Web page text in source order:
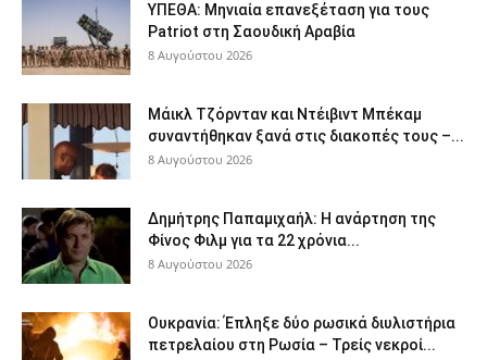
ΥΠΕΘΑ: Μηνιαία επανεξέταση για τους
Patriot στη Σαουδική Αραβία
8 Αυγούστου 2026
Μάικλ Τζόρνταν και Ντέιβιντ Μπέκαμ
συναντήθηκαν ξανά στις διακοπές τους –...
8 Αυγούστου 2026
Δημήτρης Παπαμιχαήλ: Η ανάρτηση της
Φίνος Φιλμ για τα 22 χρόνια...
8 Αυγούστου 2026
Ουκρανία: Έπληξε δύο ρωσικά διυλιστήρια
πετρελαίου στη Ρωσία – Τρείς νεκροί...